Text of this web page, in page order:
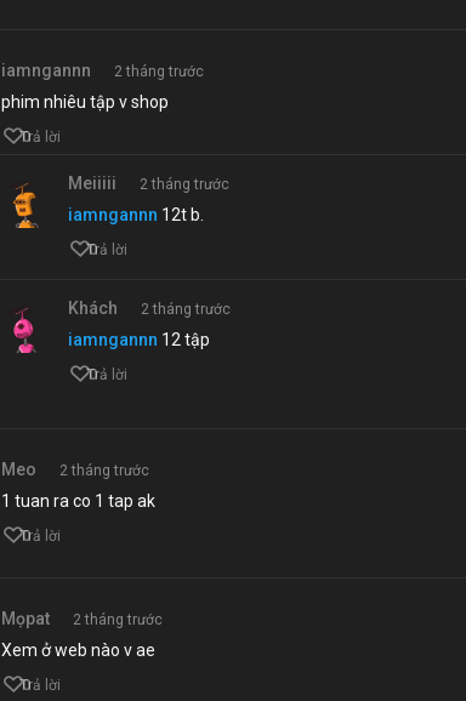
iamngannn 2 tháng trước
phim nhiêu tập v shop
0
Trả lời
Meiiiii 2 tháng trước
iamngannn 12t b.
0
Trả lời
Khách 2 tháng trước
iamngannn 12 tập
0
Trả lời
Meo 2 tháng trước
1 tuan ra co 1 tap ak
0
Trả lời
Mọpat 2 tháng trước
Xem ở web nào v ae
0
Trả lời